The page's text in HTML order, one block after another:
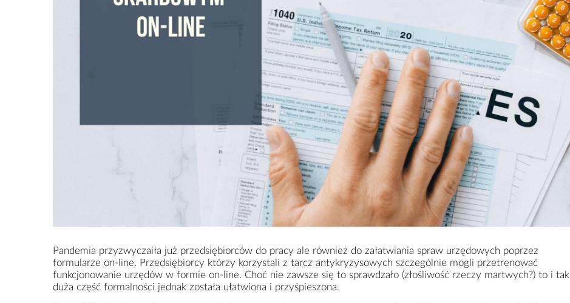
Pandemia przyzwyczaiła już przedsiębiorców do pracy ale również do załatwiania spraw urzędowych poprzez
formularze on-line. Przedsiębiorcy którzy korzystali z tarcz antykryzysowych szczególnie mogli przetrenować
funkcjonowanie urzędów w formie on-line. Choć nie zawsze się to sprawdzało (złośliwość rzeczy martwych?) to i tak
duża część formalności jednak została ułatwiona i przyśpieszona.